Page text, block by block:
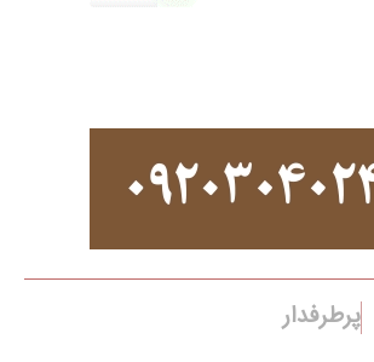
پرطرفدار